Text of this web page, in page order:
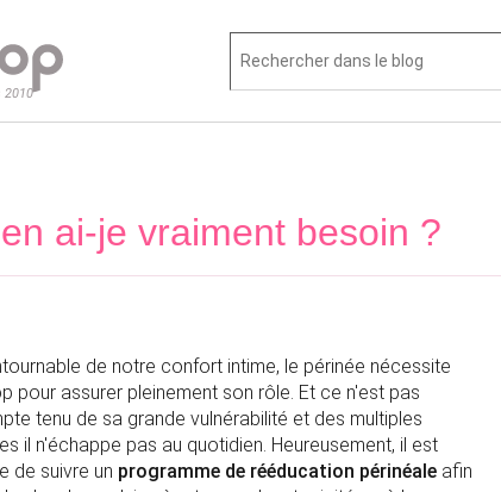
2010
ai-je vraiment besoin ?
de notre confort intime, le périnée nécessite
pour assurer pleinement son rôle. Et ce n'est pas
tenu de sa grande vulnérabilité et des multiples
il n'échappe pas au quotidien. Heureusement, il est
de suivre un programme de rééducation périnéale afin